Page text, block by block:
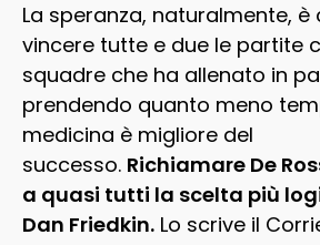
La speranza, naturalmente,
vincere tutte e due le partite
squadre che ha allenato in
prendendo quanto meno
medicina è migliore del
successo. Richiamare De
a quasi tutti la scelta più
Dan Friedkin. Lo scrive il